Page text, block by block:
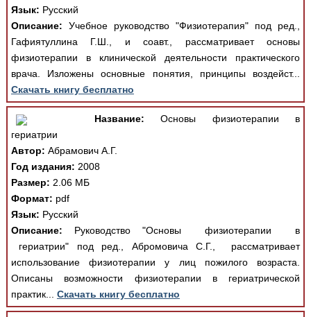
Язык: Русский
Описание: Учебное руководство "Физиотерапия" под ред.,
Гафиятуллина Г.Ш., и соавт., рассматривает основы
физиотерапии в клинической деятельности практического
врача. Изложены основные понятия, принципы воздейст...
Скачать книгу бесплатно
Название: Основы физиотерапии в
гериатрии
Автор: Абрамович А.Г.
Год издания: 2008
Размер: 2.06 МБ
Формат: pdf
Язык: Русский
Описание: Руководство "Основы физиотерапии в
гериатрии" под ред., Абромовича С.Г., рассматривает
использование физиотерапии у лиц пожилого возраста.
Описаны возможности физиотерапии в гериатрической
практик... Скачать книгу бесплатно